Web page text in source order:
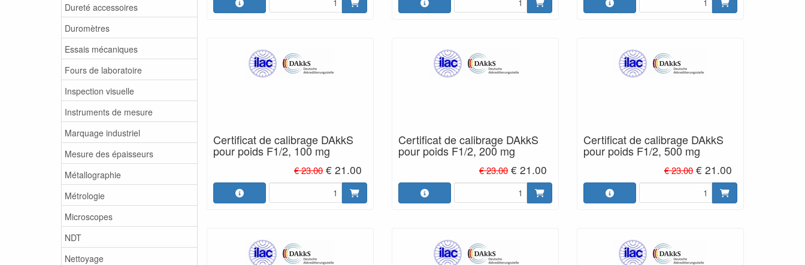
Dureté accessoires
Duromètres
Essais mécaniques
Fours de laboratoire
Inspection visuelle
Instruments de mesure
Marquage industriel
Mesure des épaisseurs
Métallographie
Métrologie
Microscopes
NDT
Nettoyage
Certificat de calibrage DAkkS
pour poids F1/2, 100 mg
€ 23.00 € 21.00
Certificat de calibrage DAkkS
pour poids F1/2, 200 mg
€ 23.00 € 21.00
Certificat de calibrage DAkkS
pour poids F1/2, 500 mg
€ 23.00 € 21.00